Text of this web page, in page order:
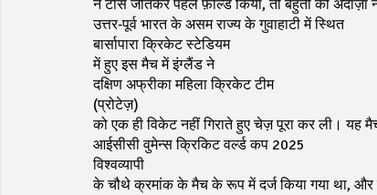
ने टॉस जीतकर पहले फ़ील्ड किया, तो बहुतों को अंदाज़ा
उत्तर‑पूर्व भारत के असम राज्य के गुवाहाटी में स्थित
बार्सापारा क्रिकेट स्टेडियम
में हुए इस मैच में इंग्लैंड ने
दक्षिण अफ्रीका महिला क्रिकेट टीम
(प्रोटेज़)
को एक ही विकेट नहीं गिराते हुए चेज़ पूरा कर ली। यह
आईसीसी वुमेन्स क्रिकिट वर्ल्ड कप 2025
विश्वव्यापी
के चौथे क्रमांक के मैच के रूप में दर्ज किया गया था,